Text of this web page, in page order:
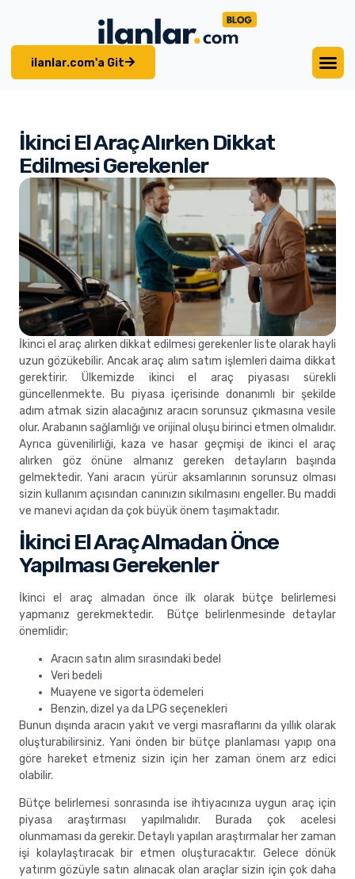
ilanlar.com'a Git
İkinci El Araç Alırken Dikkat
Edilmesi Gerekenler
İkinci el araç alırken dikkat edilmesi gerekenler liste olarak hayli
uzun gözükebilir. Ancak araç alım satım işlemleri daima dikkat
gerektirir. Ülkemizde ikinci el araç piyasası sürekli
güncellenmekte. Bu piyasa içerisinde donanımlı bir şekilde
adım atmak sizin alacağınız aracın sorunsuz çıkmasına vesile
olur. Arabanın sağlamlığı ve orijinal oluşu birinci etmen olmalıdır.
Ayrıca güvenilirliği, kaza ve hasar geçmişi de ikinci el araç
alırken göz önüne almanız gereken detayların başında
gelmektedir. Yani aracın yürür aksamlarının sorunsuz olması
sizin kullanım açısından canınızın sıkılmasını engeller. Bu maddi
ve manevi açıdan da çok büyük önem taşımaktadır.
İkinci El Araç Almadan Önce
Yapılması Gerekenler
İkinci el araç almadan önce ilk olarak bütçe belirlemesi
yapmanız gerekmektedir. Bütçe belirlenmesinde detaylar
önemlidir;
Aracın satın alım sırasındaki bedel
Veri bedeli
Muayene ve sigorta ödemeleri
Benzin, dizel ya da LPG seçenekleri
Bunun dışında aracın yakıt ve vergi masraflarını da yıllık olarak
oluşturabilirsiniz. Yani önden bir bütçe planlaması yapıp ona
göre hareket etmeniz sizin için her zaman önem arz edici
olabilir.
Bütçe belirlemesi sonrasında ise ihtiyacınıza uygun araç için
piyasa araştırması yapılmalıdır. Burada çok acelesi
olunmaması da gerekir. Detaylı yapılan araştırmalar her zaman
işi kolaylaştıracak bir etmen oluşturacaktır. Gelece dönük
yatırım gözüyle satın alınacak olan araçlar sizin için çok daha